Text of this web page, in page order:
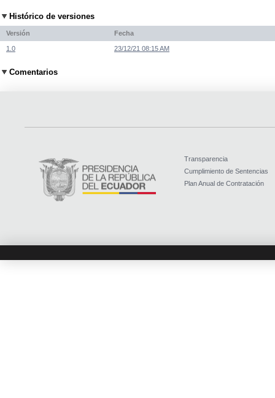
Histórico de versiones
Versión Fecha
1.0 23/12/21 08:15 AM
Comentarios
Transparencia
Cumplimiento de Sentencias
Plan Anual de Contratación